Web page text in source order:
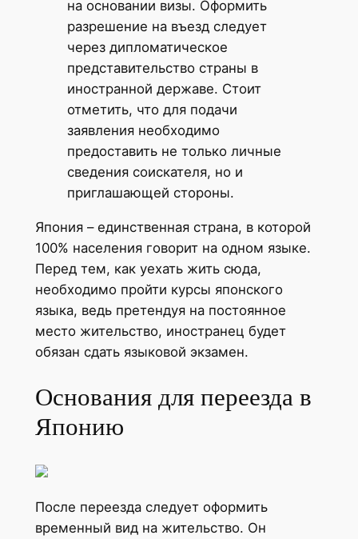
на основании визы. Оформить
разрешение на въезд следует
через дипломатическое
представительство страны в
иностранной державе. Стоит
отметить, что для подачи
заявления необходимо
предоставить не только личные
сведения соискателя, но и
приглашающей стороны.
Япония – единственная страна, в которой
100% населения говорит на одном языке.
Перед тем, как уехать жить сюда,
необходимо пройти курсы японского
языка, ведь претендуя на постоянное
место жительство, иностранец будет
обязан сдать языковой экзамен.
Основания для переезда в
Японию
После переезда следует оформить
временный вид на жительство. Он